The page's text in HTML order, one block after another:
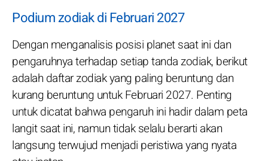
Podium zodiak di Februari 2027
Dengan menganalisis posisi planet saat ini dan
pengaruhnya terhadap setiap tanda zodiak, berikut
adalah daftar zodiak yang paling beruntung dan
kurang beruntung untuk Februari 2027. Penting
untuk dicatat bahwa pengaruh ini hadir dalam peta
langit saat ini, namun tidak selalu berarti akan
langsung terwujud menjadi peristiwa yang nyata